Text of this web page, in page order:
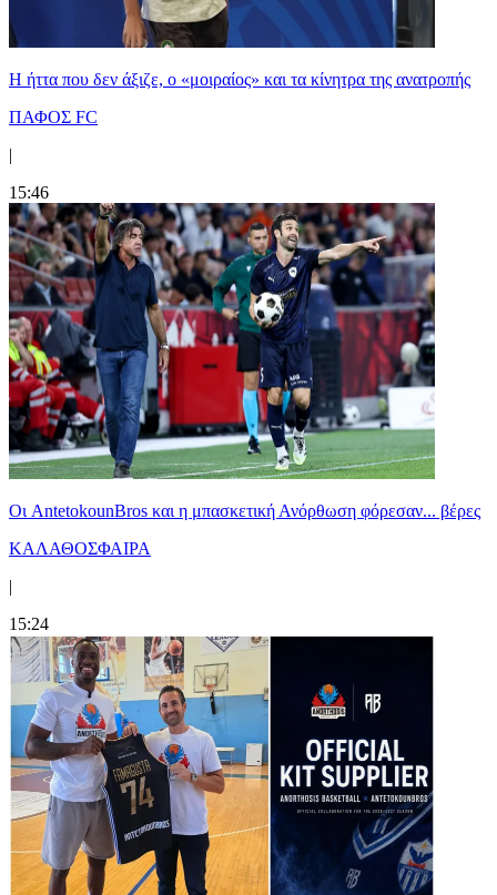
Η ήττα που δεν άξιζε, ο «μοιραίος» και τα κίνητρα της ανατροπής
ΠΑΦΟΣ FC
|
15:46
Oι AntetokounBros και η μπασκετική Ανόρθωση φόρεσαν... βέρες
ΚΑΛΑΘΟΣΦΑΙΡΑ
|
15:24